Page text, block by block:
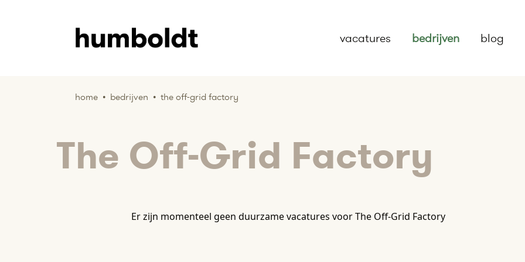
vacatures bedrijven blog
home • bedrijven • the off-grid factory
The Off-Grid Factory
Er zijn momenteel geen duurzame vacatures voor The Off-Grid Factory